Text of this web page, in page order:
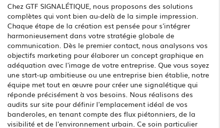
Chez GTF SIGNALÉTIQUE, nous proposons des solutions
complètes qui vont bien au-delà de la simple impression.
Chaque étape de la création est pensée pour s'intégrer
harmonieusement dans votre stratégie globale de
communication. Dès le premier contact, nous analysons vos
objectifs marketing pour élaborer un concept graphique en
adéquation avec l'image de votre entreprise. Que vous soyez
une start-up ambitieuse ou une entreprise bien établie, notre
équipe met tout en œuvre pour créer une signalétique qui
réponde précisément à vos besoins. Nous réalisons des
audits sur site pour définir l'emplacement idéal de vos
banderoles, en tenant compte des flux piétonniers, de la
visibilité et de l'environnement urbain. Ce soin particulier